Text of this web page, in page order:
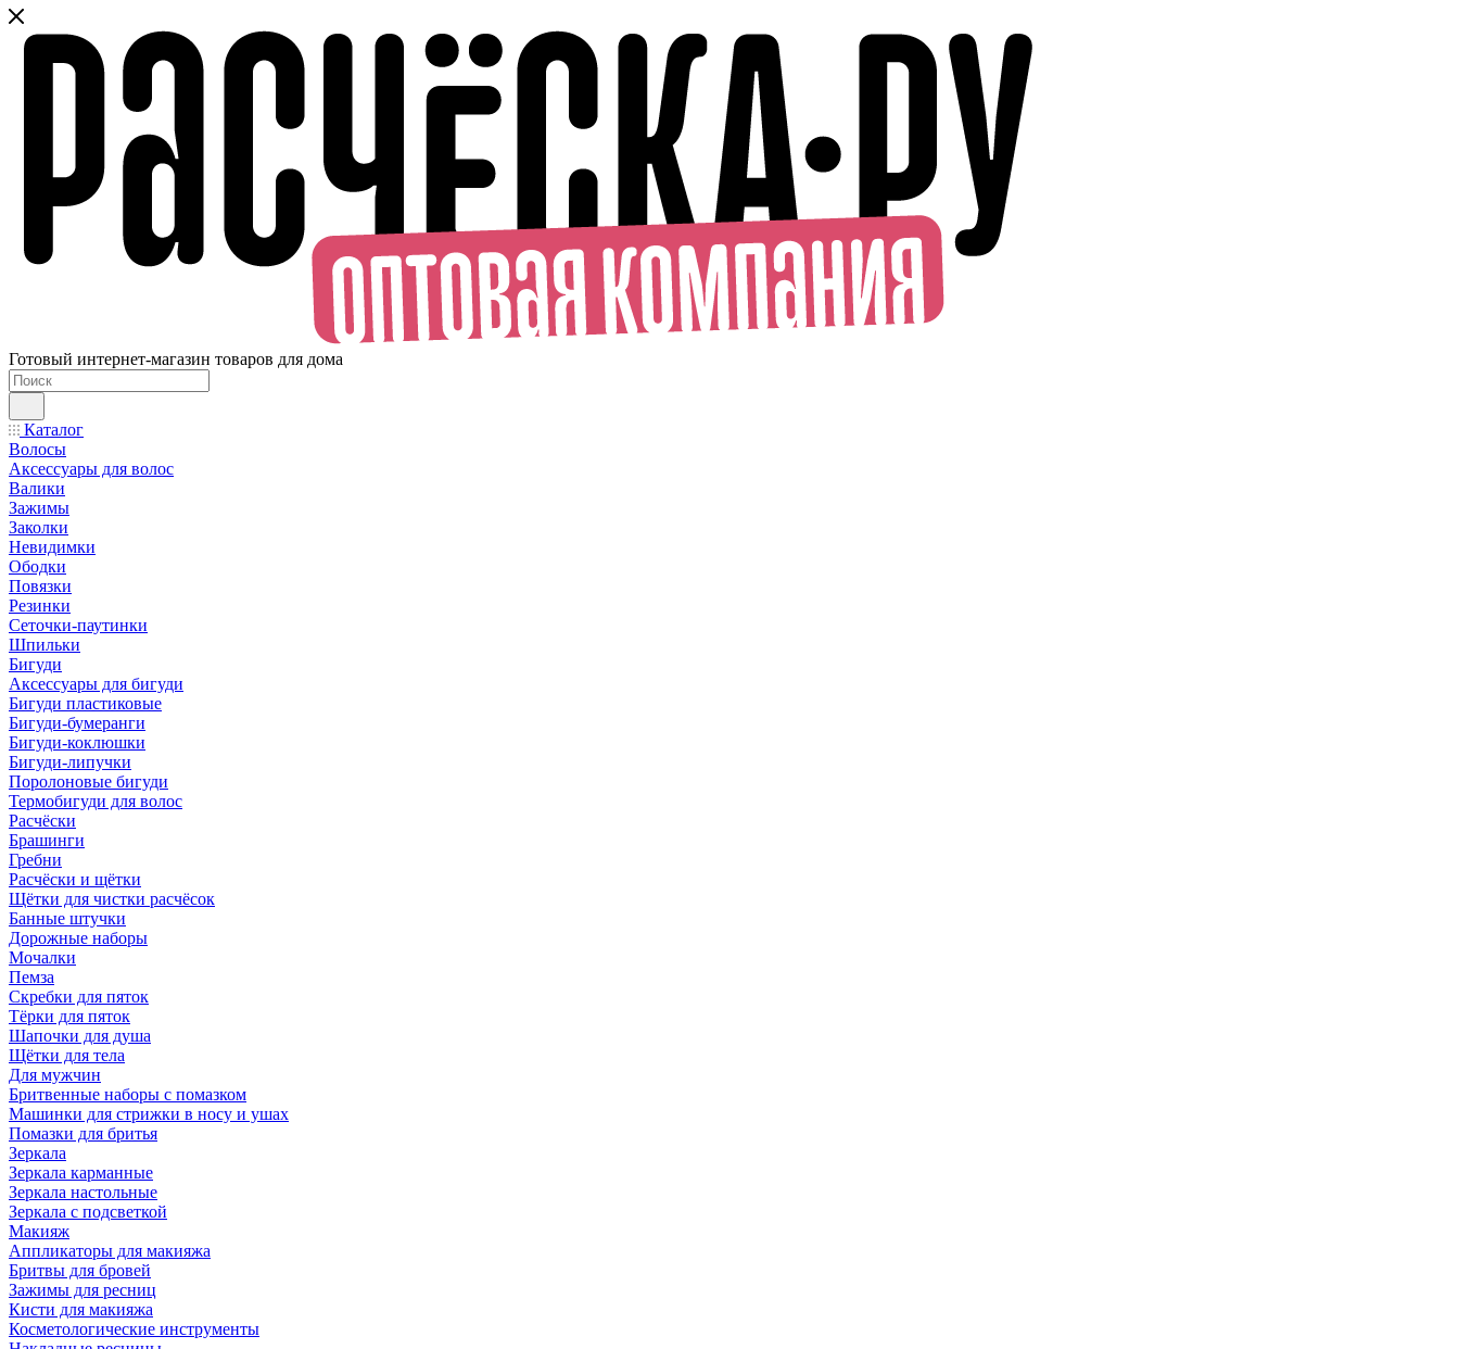
Готовый интернет-магазин товаров для дома
Каталог
Волосы
Аксессуары для волос
Валики
Зажимы
Заколки
Невидимки
Ободки
Повязки
Резинки
Сеточки-паутинки
Шпильки
Бигуди
Аксессуары для бигуди
Бигуди пластиковые
Бигуди-бумеранги
Бигуди-коклюшки
Бигуди-липучки
Поролоновые бигуди
Термобигуди для волос
Расчёски
Брашинги
Гребни
Расчёски и щётки
Щётки для чистки расчёсок
Банные штучки
Дорожные наборы
Мочалки
Пемза
Скребки для пяток
Тёрки для пяток
Шапочки для душа
Щётки для тела
Для мужчин
Бритвенные наборы с помазком
Машинки для стрижки в носу и ушах
Помазки для бритья
Зеркала
Зеркала карманные
Зеркала настольные
Зеркала с подсветкой
Макияж
Аппликаторы для макияжа
Бритвы для бровей
Зажимы для ресниц
Кисти для макияжа
Косметологические инструменты